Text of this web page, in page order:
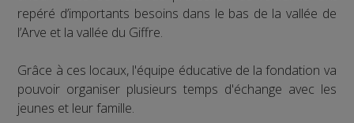
repéré d’importants besoins dans le bas de la vallée de
l’Arve et la vallée du Giffre.
Grâce à ces locaux, l'équipe éducative de la fondation va
pouvoir organiser plusieurs temps d'échange avec les
jeunes et leur famille.